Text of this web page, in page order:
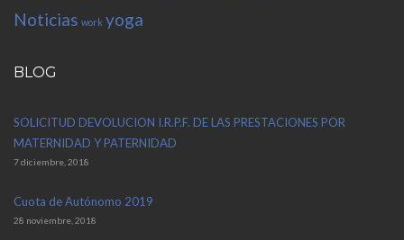
Noticias work yoga
BLOG
SOLICITUD DEVOLUCION I.R.P.F. DE LAS PRESTACIONES POR
MATERNIDAD Y PATERNIDAD
7 diciembre, 2018
Cuota de Autónomo 2019
28 noviembre, 2018